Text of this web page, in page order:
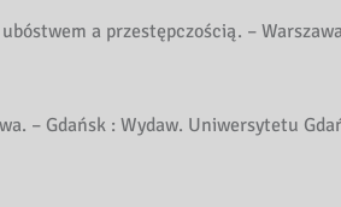
a przestępczością. –
Gdańsk : Wydaw. Uniwersytetu